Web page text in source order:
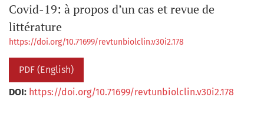
Covid-19: à propos d’un cas et revue de
littérature
https://doi.org/10.71699/revtunbiolclin.v30i2.178
PDF (English)
DOI: https://doi.org/10.71699/revtunbiolclin.v30i2.178